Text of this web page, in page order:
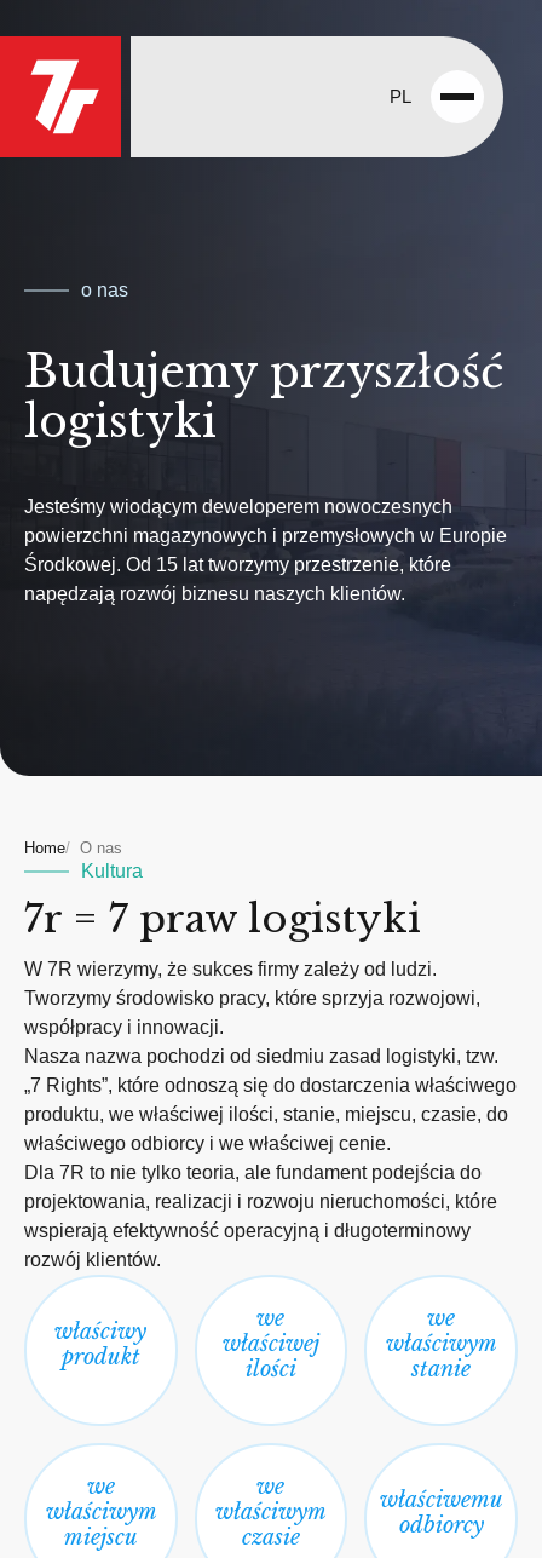
PL
Open
o nas
Budujemy przyszłość
logistyki
Jesteśmy wiodącym deweloperem nowoczesnych
powierzchni magazynowych i przemysłowych w Europie
Środkowej. Od 15 lat tworzymy przestrzenie, które
napędzają rozwój biznesu naszych klientów.
Home O nas
Kultura
7r = 7 praw logistyki
W 7R wierzymy, że sukces firmy zależy od ludzi.
Tworzymy środowisko pracy, które sprzyja rozwojowi,
współpracy i innowacji.
Nasza nazwa pochodzi od siedmiu zasad logistyki, tzw.
„7 Rights”, które odnoszą się do dostarczenia właściwego
produktu, we właściwej ilości, stanie, miejscu, czasie, do
właściwego odbiorcy i we właściwej cenie.
Dla 7R to nie tylko teoria, ale fundament podejścia do
projektowania, realizacji i rozwoju nieruchomości, które
wspierają efektywność operacyjną i długoterminowy
rozwój klientów.
właściwy
produkt
we
właściwej
ilości
we
właściwym
stanie
we
właściwym
miejscu
we
właściwym
czasie
właściwemu
odbiorcy